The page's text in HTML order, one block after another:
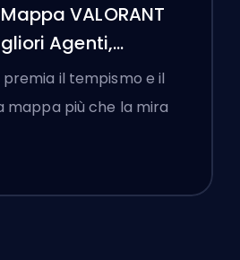
VALORANT
Agenti,
Fumogeni
premia il tempismo e il
mappa più che la mira